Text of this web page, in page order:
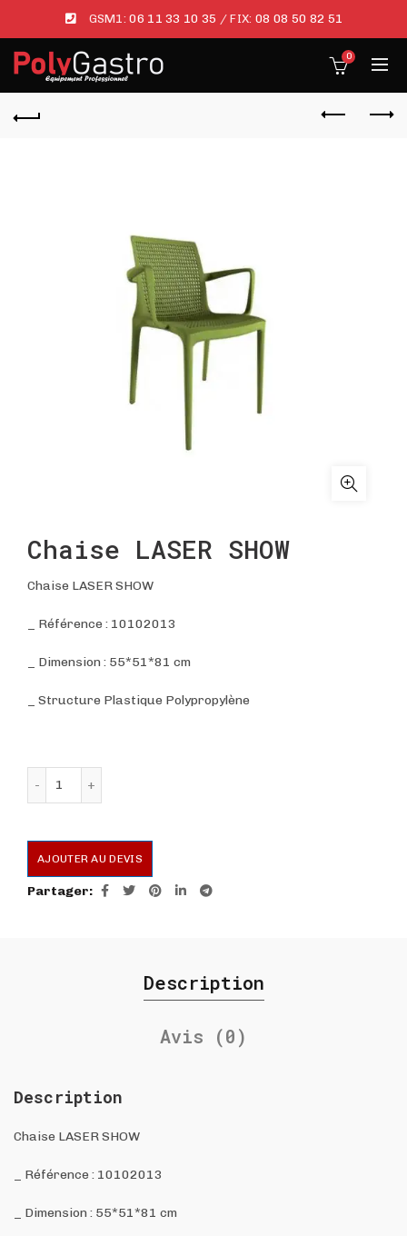
GSM1:06 11 33 10 35 / FIX: 08 08 50 82 51
0
Chaise LASER SHOW
Chaise LASER SHOW
_ Référence : 10102013
_ Dimension : 55*51*81 cm
_ Structure Plastique Polypropylène
AJOUTER AU DEVIS
Partager
Description
Avis (0)
Description
Chaise LASER SHOW
_ Référence : 10102013
_ Dimension : 55*51*81 cm